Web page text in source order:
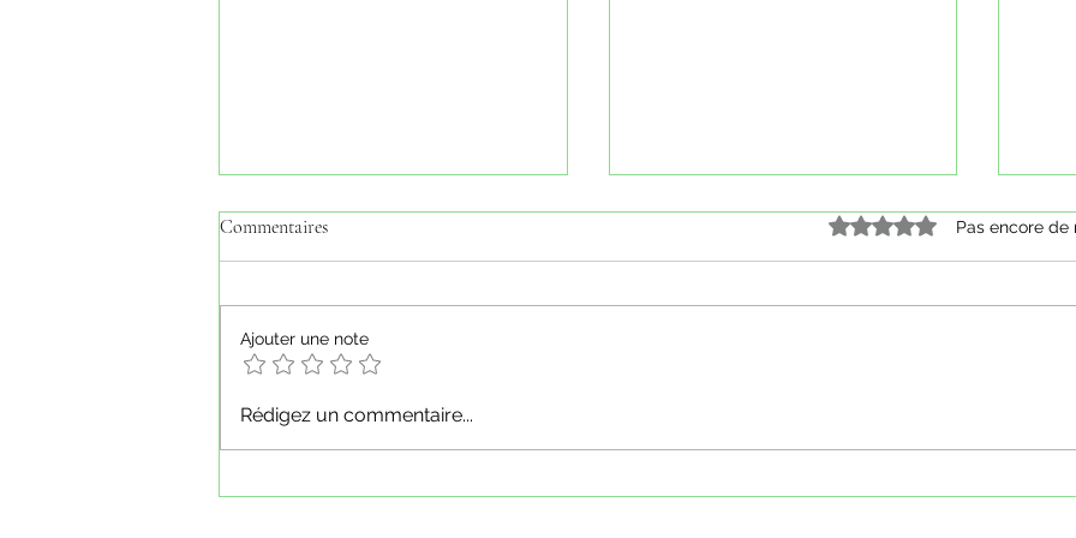
Dimanche 1er Mars 2026 - Repas
Commentaires Noté 0 étoile sur 5.
Pas encore de
Ajouter une note
Rédigez un commentaire...